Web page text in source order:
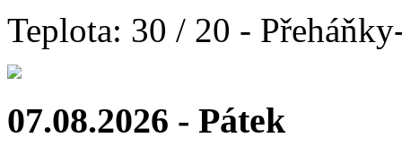
Teplota: 30 / 20 -
07.08.2026 - Pátek